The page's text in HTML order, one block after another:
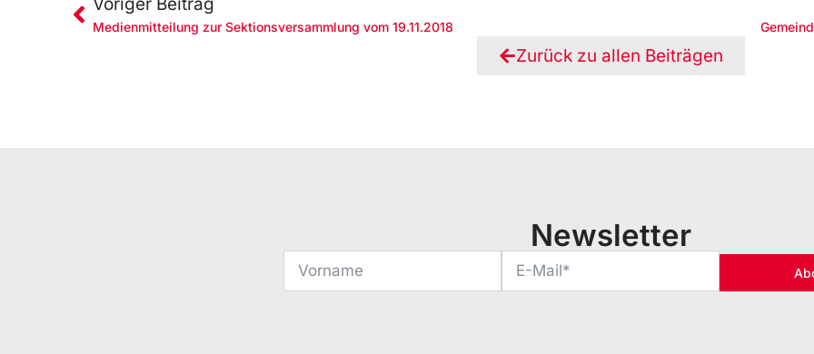
Voriger Beitrag
Medienmitteilung zur Sektionsversammlung vom 19.11.2018
Zurück zu allen Beiträgen
Newsletter